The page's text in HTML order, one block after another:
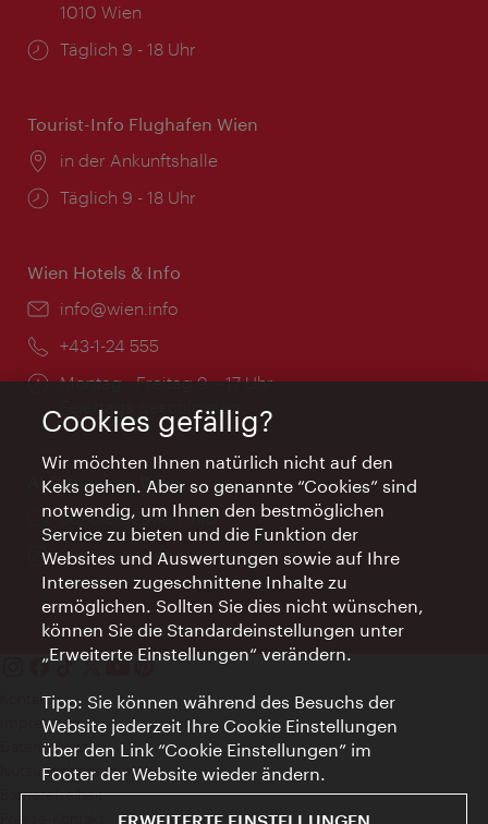
1010 Wien
Öffnungszeiten:
Täglich 9 - 18 Uhr
Tourist-Info Flughafen Wien
Ort:
in der Ankunftshalle
Öffnungszeiten:
Täglich 9 - 18 Uhr
Wien Hotels & Info
Email:
info@wien.info
Telefon:
+43-1-24 555
Öffnungszeiten:
Montag - Freitag 9 – 17 Uhr
Feiertags geschlossen
AI Concierge Wien
Ort:
concierge.wien.info
Öffnungszeiten:
Informationen rund um die Uhr
Kontakt
Impressum
Datenschutz
Nutzungsbedingungen
Barrierefreiheit
Cookies gefällig?
Wir möchten Ihnen natürlich nicht auf den
Keks gehen. Aber so genannte “Cookies” sind
notwendig, um Ihnen den bestmöglichen
Service zu bieten und die Funktion der
Websites und Auswertungen sowie auf Ihre
Interessen zugeschnittene Inhalte zu
ermöglichen. Sollten Sie dies nicht wünschen,
können Sie die Standardeinstellungen unter
„Erweiterte Einstellungen“ verändern.
Tipp: Sie können während des Besuchs der
Website jederzeit Ihre Cookie Einstellungen
über den Link “Cookie Einstellungen” im
Footer der Website wieder ändern.